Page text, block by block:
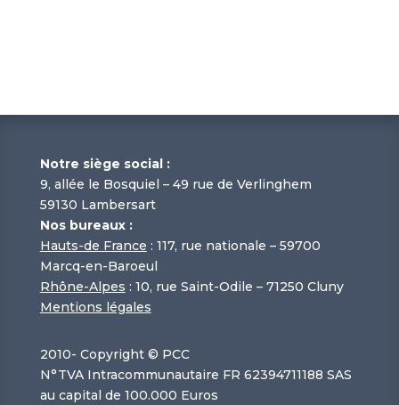
Notre siège social :
9, allée le Bosquiel – 49 rue de Verlinghem
59130 Lambersart
Nos bureaux :
Hauts-de France : 117, rue nationale – 59700
Marcq-en-Baroeul
Rhône-Alpes : 10, rue Saint-Odile – 71250 Cluny
Mentions légales
2010- Copyright © PCC
N°TVA Intracommunautaire FR 62394711188 SAS
au capital de 100.000 Euros